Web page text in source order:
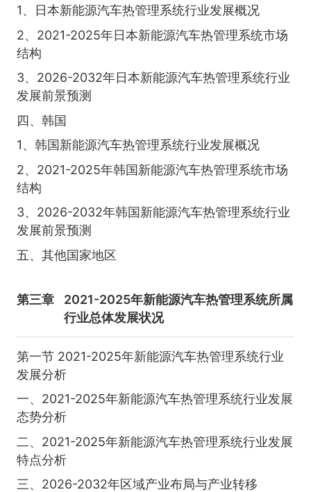
1、日本新能源汽车热管理系统行业发展概况
2、2021-2025年日本新能源汽车热管理系统市场
结构
3、2026-2032年日本新能源汽车热管理系统行业
发展前景预测
四、韩国
1、韩国新能源汽车热管理系统行业发展概况
2、2021-2025年韩国新能源汽车热管理系统市场
结构
3、2026-2032年韩国新能源汽车热管理系统行业
发展前景预测
五、其他国家地区
第三章
2021-2025年新能源汽车热管理系统所属
行业总体发展状况
第一节 2021-2025年新能源汽车热管理系统行业
发展分析
一、2021-2025年新能源汽车热管理系统行业发展
态势分析
二、2021-2025年新能源汽车热管理系统行业发展
特点分析
三、2026-2032年区域产业布局与产业转移